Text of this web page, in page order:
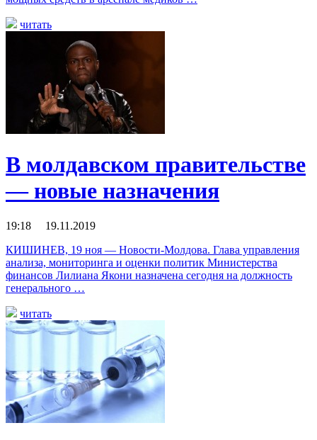
читать
В молдавском правительстве
— новые назначения
19:18 19.11.2019
КИШИНЕВ, 19 ноя — Новости-Молдова. Глава управления
анализа, мониторинга и оценки политик Министерства
финансов Лилиана Якони назначена сегодня на должность
генерального …
читать